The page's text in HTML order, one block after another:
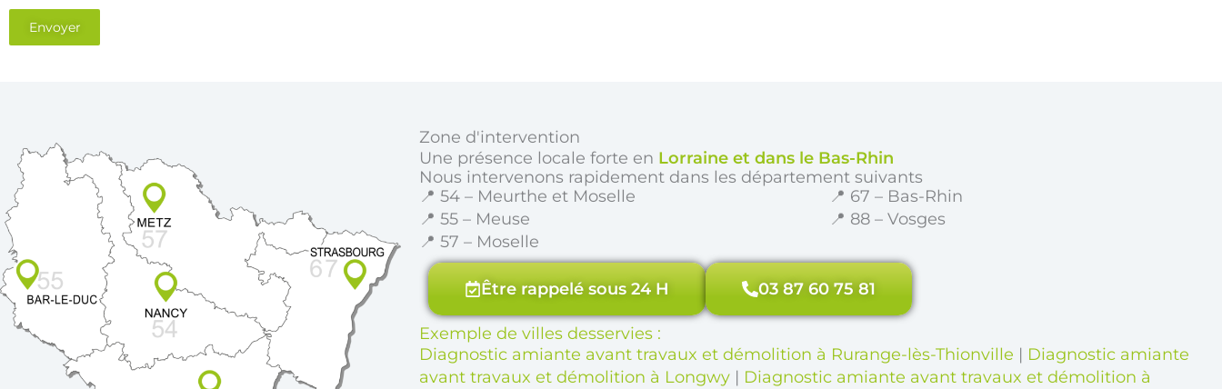
Envoyer
Zone d'intervention
Une présence locale forte en Lorraine et dans le Bas-Rhin
Nous intervenons rapidement dans les département suivants
📍 54 – Meurthe et Moselle
📍 55 – Meuse
📍 57 – Moselle
📍 67 – Bas-Rhin
📍 88 – Vosges
Être rappelé sous 24 H 03 87 60 75 81
Exemple de villes desservies :
Diagnostic amiante avant travaux et démolition à Rurange-lès-Thionville | Diagnostic amiante
avant travaux et démolition à Longwy | Diagnostic amiante avant travaux et démolition à